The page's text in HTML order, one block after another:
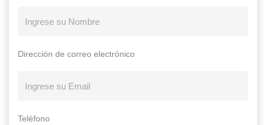
Dirección de correo electrónico
Teléfono